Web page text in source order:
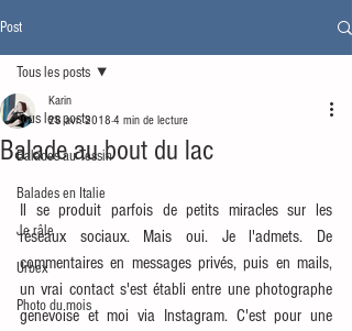
Post
Tous les posts
Balades au Tessin
Balades en Italie
Je râle
Urbex
Photo du mois
Tous les posts
Balade au bout du lac
Karin
28 avr. 2018 4 min de lecture
Il se produit parfois de petits miracles sur les
réseaux sociaux. Mais oui. Je l'admets. De
commentaires en messages privés, puis en mails,
un vrai contact s'est établi entre une photographe
genevoise et moi via Instagram. C'est pour une